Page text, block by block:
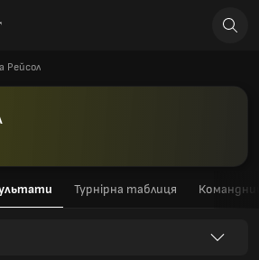
Рейсол
Турнірна таблиця